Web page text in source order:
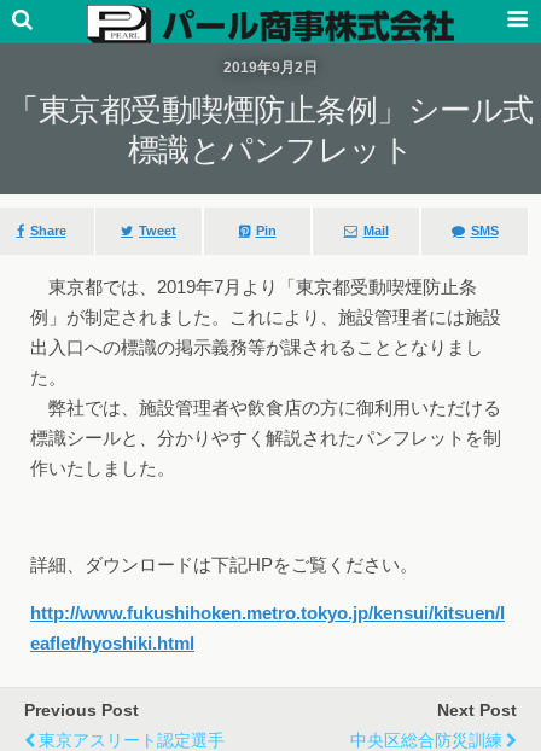
2019年9月2日
「東京都受動喫煙防止条例」シール式
標識とパンフレット
Share Tweet Pin Mail SMS
東京都では、2019年7月より「東京都受動喫煙防止条
例」が制定されました。これにより、施設管理者には施設
出入口への標識の掲示義務等が課されることとなりまし
た。
弊社では、施設管理者や飲食店の方に御利用いただける
標識シールと、分かりやすく解説されたパンフレットを制
作いたしました。
詳細、ダウンロードは下記HPをご覧ください。
http://www.fukushihoken.metro.tokyo.jp/kensui/kitsuen/l
eaflet/hyoshiki.html
Previous Post
東京アスリート認定選手
Next Post
中央区総合防災訓練